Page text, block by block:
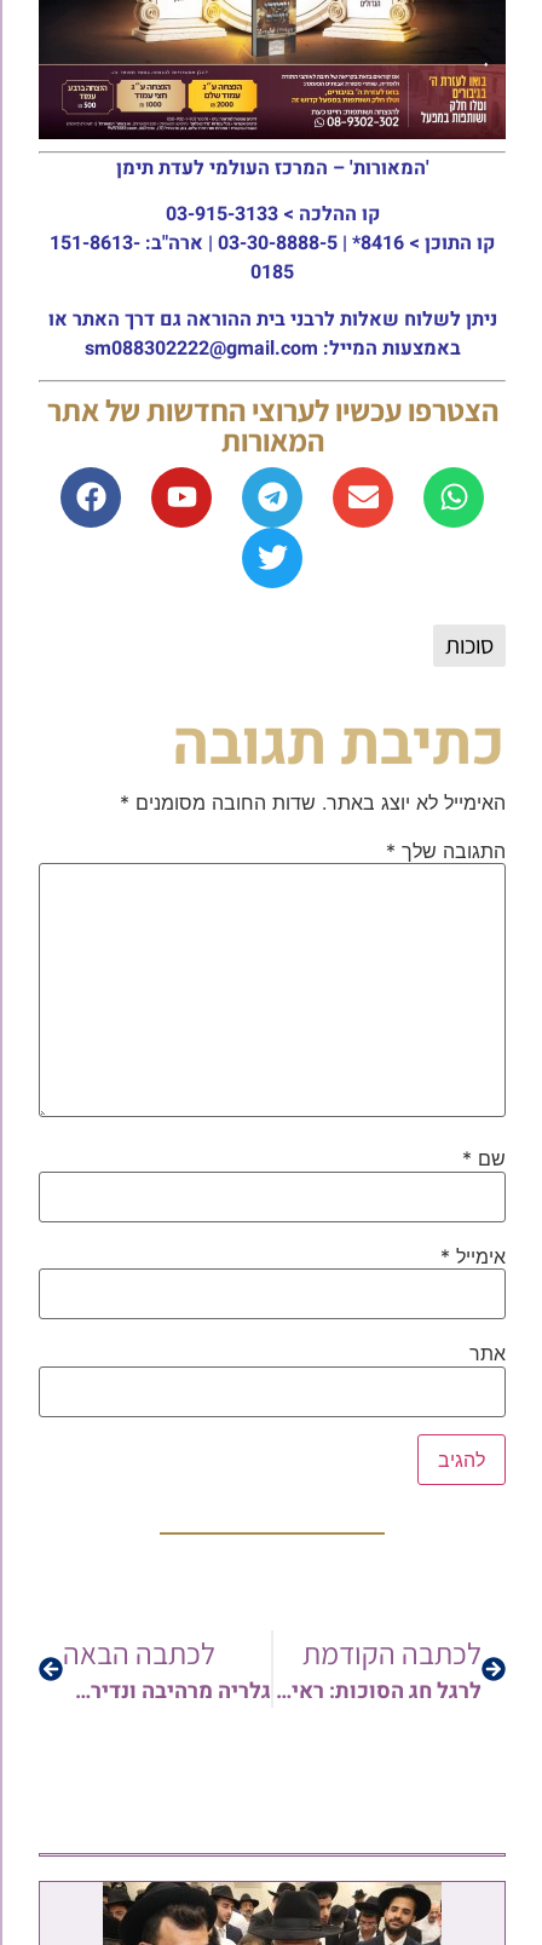
'המאורות' – המרכז העולמי לעדת תימן
קו ההלכה > 03-915-3133
קו התוכן >
8416* | 03-30-8888-5 | ארה"ב: 151-8613-
0185
ניתן לשלוח שאלות לרבני בית ההוראה גם דרך האתר או
באמצעות המייל: sm088302222@gmail.com
הצטרפו עכשיו לערוצי החדשות של אתר
המאורות
סוכות
כתיבת תגובה
האימייל לא יוצג באתר. שדות החובה מסומנים *
התגובה שלך *
שם *
אימייל *
אתר
לכתבה הקודמת
לרגל חג הסוכות: ראיון מרתק עם מרן הגאב"ד הרב שלמה מחפוד שליט"א – ירחון תור הזהב סוכות תשפ"א | צפו
לכתבה הבאה
גלריה מרהיבה ונדירה: מראות משמחת בית השואבה אצל מרן הרב שלמה קורח זצ"ל – עשרות שנות מנהיגות • צפו